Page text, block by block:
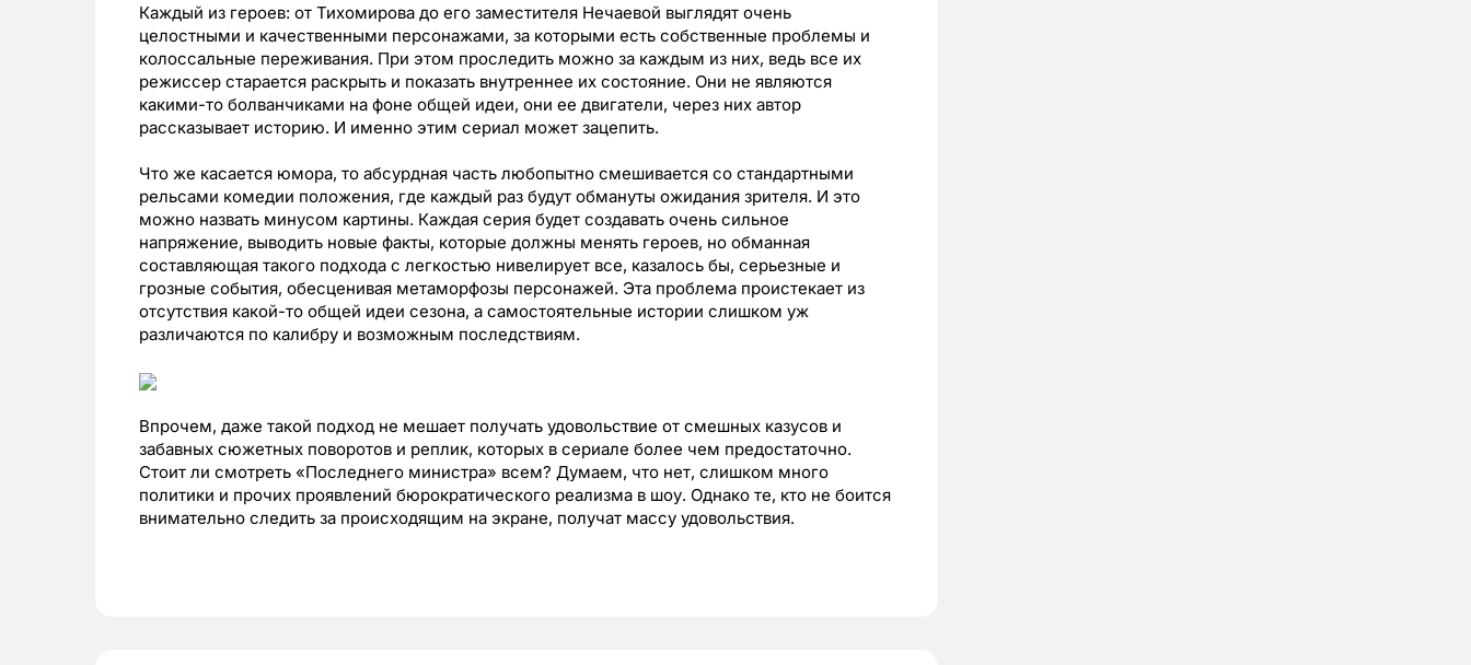
Каждый из героев: от Тихомирова до его заместителя Нечаевой выглядят очень
целостными и качественными персонажами, за которыми есть собственные проблемы и
колоссальные переживания. При этом проследить можно за каждым из них, ведь все их
режиссер старается раскрыть и показать внутреннее их состояние. Они не являются
какими-то болванчиками на фоне общей идеи, они ее двигатели, через них автор
рассказывает историю. И именно этим сериал может зацепить.
Что же касается юмора, то абсурдная часть любопытно смешивается со стандартными
рельсами комедии положения, где каждый раз будут обмануты ожидания зрителя. И это
можно назвать минусом картины. Каждая серия будет создавать очень сильное
напряжение, выводить новые факты, которые должны менять героев, но обманная
составляющая такого подхода с легкостью нивелирует все, казалось бы, серьезные и
грозные события, обесценивая метаморфозы персонажей. Эта проблема проистекает из
отсутствия какой-то общей идеи сезона, а самостоятельные истории слишком уж
различаются по калибру и возможным последствиям.
Впрочем, даже такой подход не мешает получать удовольствие от смешных казусов и
забавных сюжетных поворотов и реплик, которых в сериале более чем предостаточно.
Стоит ли смотреть «Последнего министра» всем? Думаем, что нет, слишком много
политики и прочих проявлений бюрократического реализма в шоу. Однако те, кто не боится
внимательно следить за происходящим на экране, получат массу удовольствия.